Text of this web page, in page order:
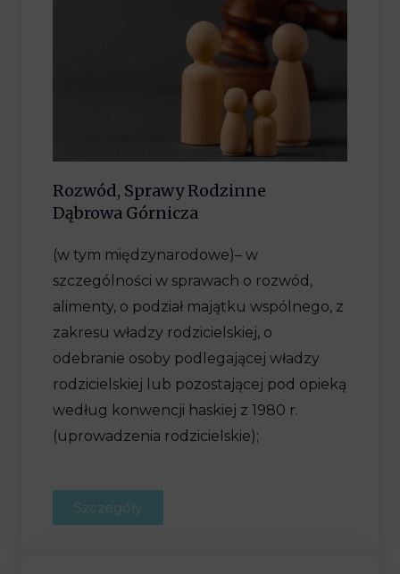
Rozwód, Sprawy Rodzinne
Dąbrowa Górnicza
(w tym międzynarodowe)– w
szczególności w sprawach o rozwód,
alimenty, o podział majątku wspólnego, z
zakresu władzy rodzicielskiej, o
odebranie osoby podlegającej władzy
rodzicielskiej lub pozostającej pod opieką
według konwencji haskiej z 1980 r.
(uprowadzenia rodzicielskie);
Szczegóły